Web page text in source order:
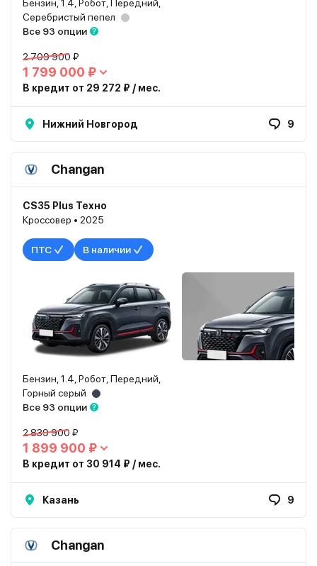
Бензин, 1.4, Робот, Передний,
Серебристый пепел
Все 93 опции
2 709 900 ₽
1 799 000 ₽
В кредит от 29 272 ₽ / мес.
Нижний Новгород 9
Changan
CS35 Plus Техно
Кроссовер • 2025
ПТС В наличии
Бензин, 1.4, Робот, Передний,
Горный серый
Все 93 опции
2 839 900 ₽
1 899 900 ₽
В кредит от 30 914 ₽ / мес.
Казань 9
Changan